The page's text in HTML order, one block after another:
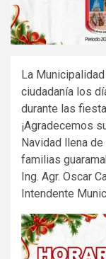
La
ciudadanía los
durante las
¡Agradecemos
Navidad llena
familias
Ing. Agr. Oscar
Intendente